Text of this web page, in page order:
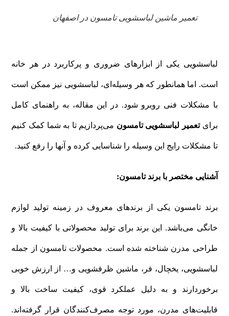
تعمیر ماشین لباسشویی تامسون در اصفهان
لباسشویی یکی از ابزارهای ضروری و پرکاربرد در هر خانه
است. اما همانطور که هر وسیله‌ای، لباسشویی نیز ممکن است
با مشکلات فنی روبرو شود. در این مقاله، به راهنمای کامل
برایتعمیر لباسشویی تامسون می‌پردازیم تا به شما کمک کنیم
تا مشکلات رایج این وسیله را شناسایی کرده و آنها را رفع کنید.
آشنایی مختصر با برند تامسون:
برند تامسون یکی از برندهای معروف در زمینه تولید لوازم
خانگی می‌باشد. این برند برای تولید محصولاتی با کیفیت بالا و
طراحی مدرن شناخته شده است. محصولات تامسون از جمله
لباسشویی، یخچال، فر، ماشین ظرفشویی و… از ارزش خوبی
برخوردارند و به دلیل عملکرد قوی، کیفیت ساخت بالا و
قابلیت‌های مدرن، مورد توجه مصرف‌کنندگان قرار گرفته‌اند.